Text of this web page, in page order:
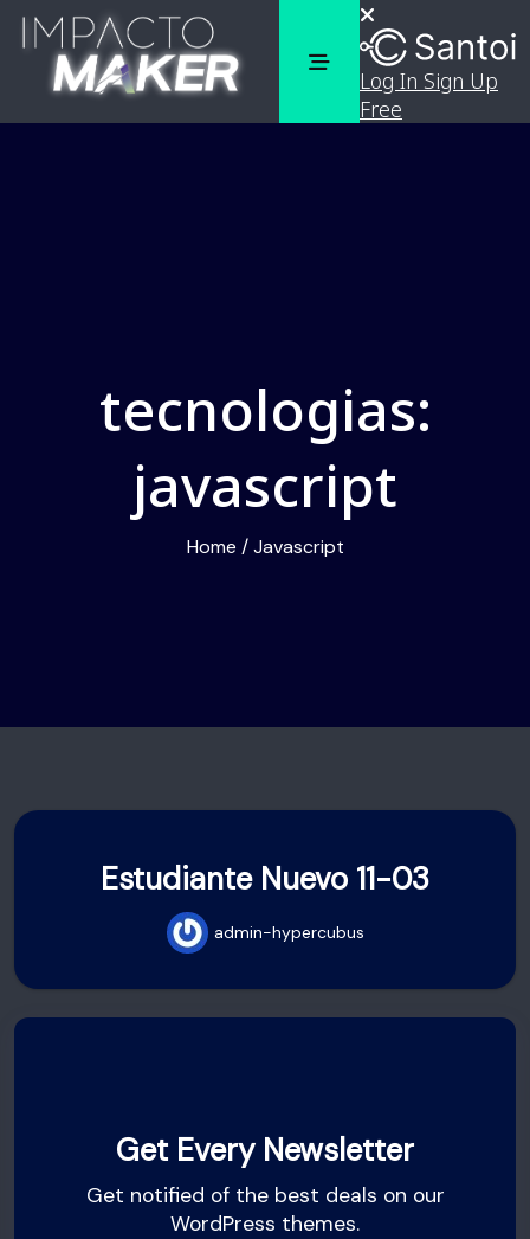
Log In Sign Up
Free
tecnologias:
javascript
Home / Javascript
Estudiante Nuevo 11-03
admin-hypercubus
Get Every Newsletter
Get notified of the best deals on our
WordPress themes.